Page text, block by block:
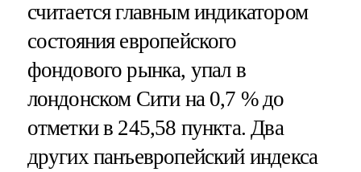
считается главным индикатором
состояния европейского
фондового рынка, упал в
лондонском Сити на 0,7 % до
отметки в 245,58 пункта. Два
других панъевропейский индекса